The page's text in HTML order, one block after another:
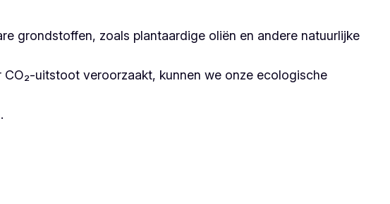
grondstoffen, zoals plantaardige oliën en andere natuurlijke
uitstoot veroorzaakt, kunnen we onze ecologische